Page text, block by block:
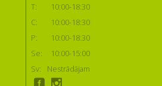
T:
10:00-18:30
C:
10:00-18:30
P:
10:00-18:30
Se:
10:00-15:00
Sv:
Nestrādājam